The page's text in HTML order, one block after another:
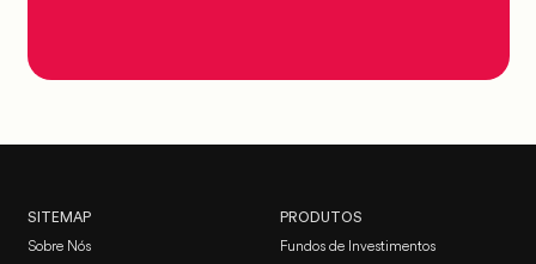
SITEMAP
Sobre Nós
PRODUTOS
Fundos de Investimentos